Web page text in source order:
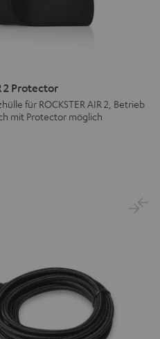
2 Protector
für ROCKSTER AIR 2, Betrieb
mit Protector möglich